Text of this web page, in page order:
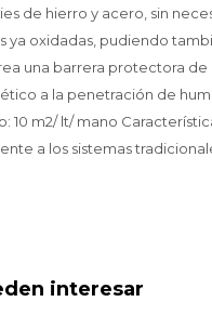
de hierro y acero, sin
oxidadas, pudiendo
una barrera protectora de
a la penetración de
m2/ lt/ mano
a los sistemas
interesar